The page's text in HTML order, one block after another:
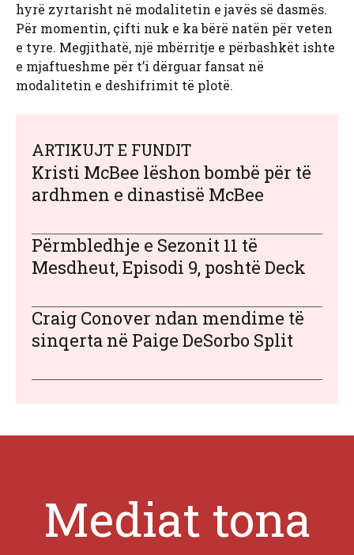
hyrë zyrtarisht në modalitetin e javës së dasmës.
Për momentin, çifti nuk e ka bërë natën për veten
e tyre. Megjithatë, një mbërritje e përbashkët ishte
e mjaftueshme për t’i dërguar fansat në
modalitetin e deshifrimit të plotë.
ARTIKUJT E FUNDIT
Kristi McBee lëshon bombë për të
ardhmen e dinastisë McBee
Përmbledhje e Sezonit 11 të
Mesdheut, Episodi 9, poshtë Deck
Craig Conover ndan mendime të
sinqerta në Paige DeSorbo Split
Mediat tona